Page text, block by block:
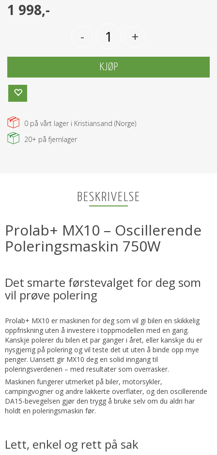
1 998,-
- +
KJØP
0 på vårt lager i Kristiansand (Norge)
20+ på fjernlager
BESKRIVELSE
Prolab+ MX10 – Oscillerende
Poleringsmaskin 750W
Det smarte førstevalget for deg som
vil prøve polering
Prolab+ MX10 er maskinen for deg som vil gi bilen en skikkelig
oppfriskning uten å investere i toppmodellen med en gang.
Kanskje polerer du bilen et par ganger i året, eller kanskje du er
nysgjerrig på polering og vil teste det ut uten å binde opp mye
penger. Uansett gir MX10 deg en solid inngang til
poleringsverdenen – med resultater som overrasker.
Maskinen fungerer utmerket på biler, motorsykler,
campingvogner og andre lakkerte overflater, og den oscillerende
DA15-bevegelsen gjør den trygg å bruke selv om du aldri har
holdt en poleringsmaskin før.
Lett, enkel og rett på sak